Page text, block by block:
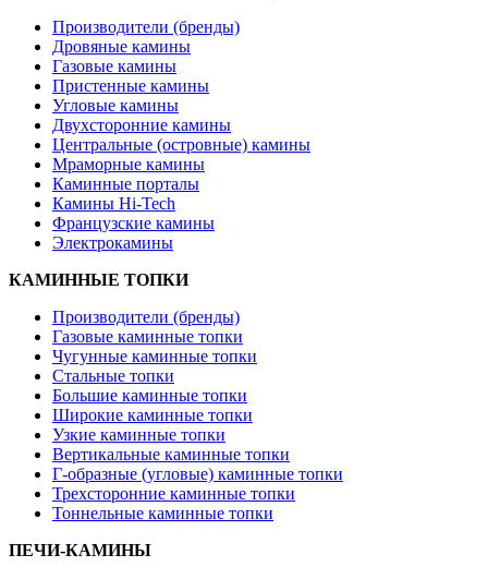
Производители (бренды)
Дровяные камины
Газовые камины
Пристенные камины
Угловые камины
Двухсторонние камины
Центральные (островные) камины
Мраморные камины
Каминные порталы
Камины Hi-Tech
Французские камины
Электрокамины
КАМИННЫЕ ТОПКИ
Производители (бренды)
Газовые каминные топки
Чугунные каминные топки
Стальные топки
Большие каминные топки
Широкие каминные топки
Узкие каминные топки
Вертикальные каминные топки
Г-образные (угловые) каминные топки
Трехсторонние каминные топки
Тоннельные каминные топки
ПЕЧИ-КАМИНЫ